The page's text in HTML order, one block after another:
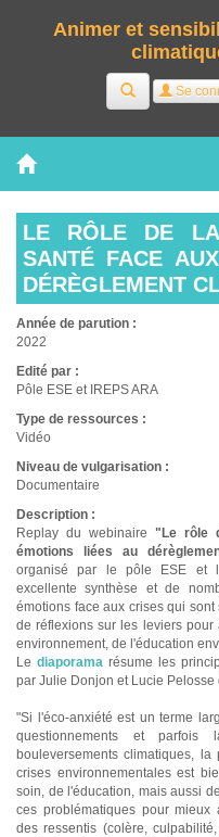
Animer et
Rechercher
Se
LE RÔLE DE
SANTÉ FACE
DÉRÈGLEMENT
Année de parution :
2022
Edité par :
Pôle ESE et IREPS ARA
Type de ressources :
Vidéo
Niveau de vulgarisation :
Documentaire
Description :
Replay du webinaire"Le rôle
émotions liées au
organisé par le pôle ESE et
excellente synthèse et de
émotions face aux crises qui
de réflexions sur les leviers
environnement, de l'éducation
Lediaporama résume les
par Julie Donjon et Lucie Pelosse
"Si l'éco-anxiété est un terme
questionnements et
bouleversements climatiques,
crises environnementales est
soin, de l'éducation, mais aussi
ces problématiques pour mieux
des ressentis (colère,